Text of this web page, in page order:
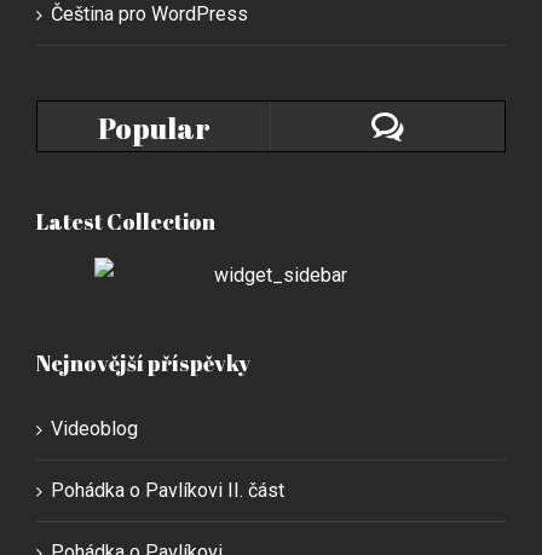
Čeština pro WordPress
Popular
Latest Collection
Nejnovější příspěvky
Videoblog
Pohádka o Pavlíkovi II. část